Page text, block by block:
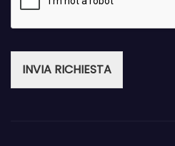
INVIA RICHIESTA